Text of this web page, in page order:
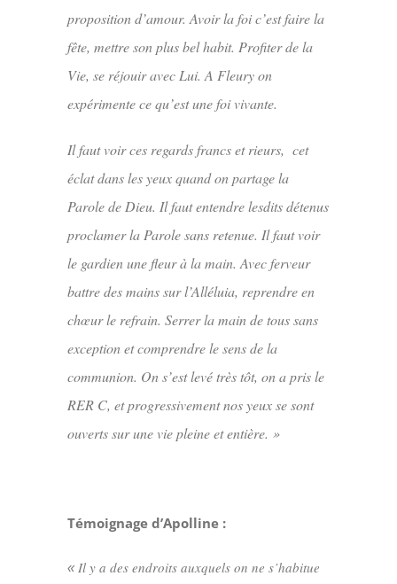
proposition d’amour. Avoir la foi c’est faire la
fête, mettre son plus bel habit. Profiter de la
Vie, se réjouir avec Lui. A Fleury on
expérimente ce qu’est une foi vivante.
Il faut voir ces regards francs et rieurs, cet
éclat dans les yeux quand on partage la
Parole de Dieu. Il faut entendre lesdits détenus
proclamer la Parole sans retenue. Il faut voir
le gardien une fleur à la main. Avec ferveur
battre des mains sur l’Alléluia, reprendre en
chœur le refrain. Serrer la main de tous sans
exception et comprendre le sens de la
communion. On s’est levé très tôt, on a pris le
RER C, et progressivement nos yeux se sont
ouverts sur une vie pleine et entière. »
Témoignage d’Apolline :
« Il y a des endroits auxquels on ne s’habitue